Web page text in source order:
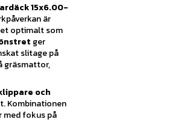
15x6.00-
är
optimalt som
ger
slitage på
gräsmattor,
och
Kombinationen
med fokus på